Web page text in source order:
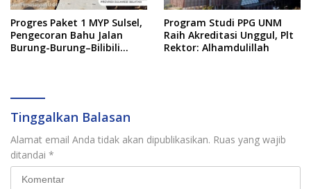
Progres Paket 1 MYP Sulsel,
Pengecoran Bahu Jalan
Burung-Burung–Bilibili
Program Studi PPG UNM
Raih Akreditasi Unggul, Plt
Rektor: Alhamdulillah
Tinggalkan Balasan
Alamat email Anda tidak akan dipublikasikan. Ruas yang wajib
ditandai *